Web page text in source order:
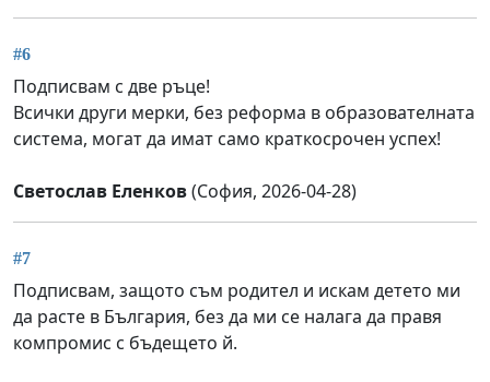
#6
Подписвам с две ръце!
Всички други мерки, без реформа в образователната
система, могат да имат само краткосрочен успех!
Светослав Еленков(София, 2026-04-28)
#7
Подписвам, защото съм родител и искам детето ми
да расте в България, без да ми се налага да правя
компромис с бъдещето й.